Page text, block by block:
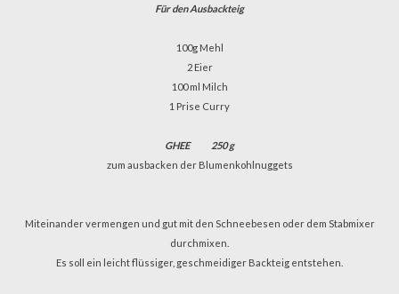
Für den Ausbackteig
100g Mehl
2 Eier
100 ml Milch
1 Prise Curry
GHEE
250 g
zum ausbacken der Blumenkohlnuggets
Miteinander vermengen und gut mit den Schneebesen oder dem Stabmixer
durchmixen.
Es soll ein leicht flüssiger, geschmeidiger Backteig entstehen.